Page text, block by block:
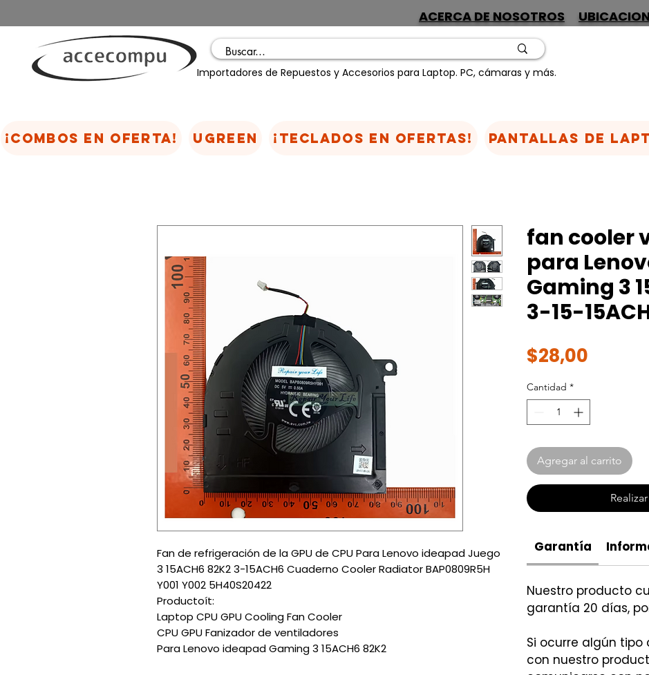
ACERCA DE NOSOTROS
Importadores de Repuestos y Accesorios para Laptop. PC, cámaras y más.
Fan de refrigeración de la GPU de CPU Para Lenovo ideapad Juego
3 15ACH6 82K2 3-15ACH6 Cuaderno Cooler Radiator BAP0809R5H
Y001 Y002 5H40S20422
Productoít:
Laptop CPU GPU Cooling Fan Cooler
CPU GPU Fanizador de ventiladores
Para Lenovo ideapad Gaming 3 15ACH6 82K2
fan cooler
para
Gaming 3
3-15-
$28,00
Cantidad *
Agregar al carrito
Garantía
Nuestro producto
garantía 20 días,
Si ocurre algún
con nuestro
¡COMBOS EN OFERTA! UGREEN ¡TECLADOS EN OFERTAS! Pantallas de